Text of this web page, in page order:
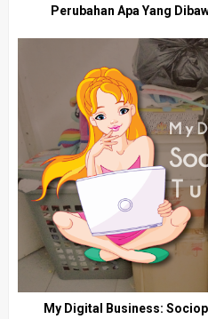
Perubahan Apa Yang
My Digital Business: